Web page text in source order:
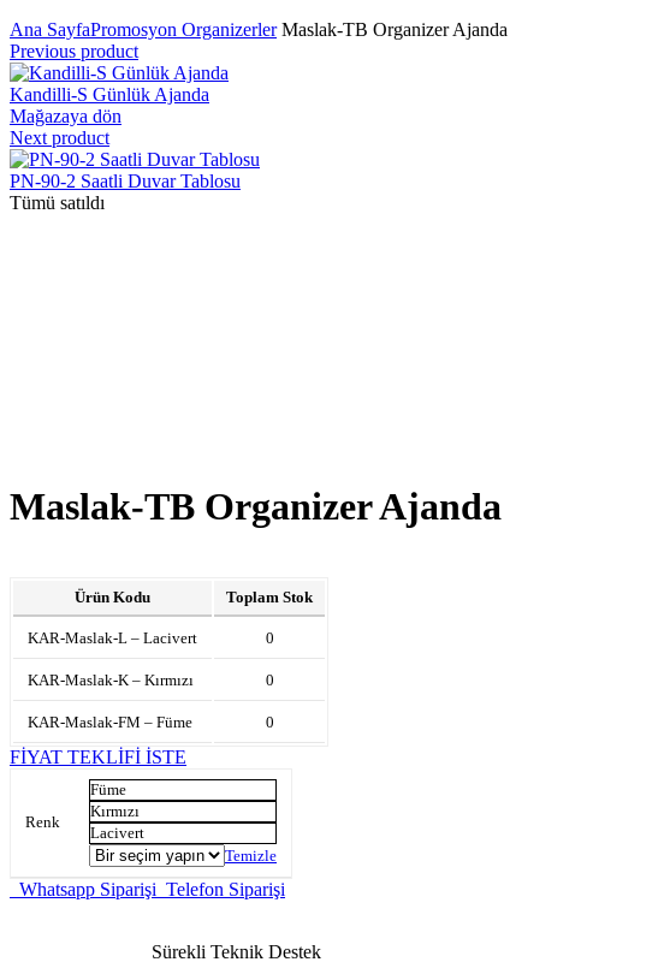
Ana SayfaPromosyon OrganizerlerMaslak-TB Organizer Ajanda
Previous product
Kandilli-S Günlük Ajanda
Mağazaya dön
Next product
PN-90-2 Saatli Duvar Tablosu
Tümü satıldı
Maslak-TB Organizer Ajanda
Ürün Kodu Toplam Stok
KAR-Maslak-L – Lacivert 0
KAR-Maslak-K – Kırmızı 0
KAR-Maslak-FM – Füme 0
FİYAT TEKLİFİ İSTE
Renk
Füme
Kırmızı
Lacivert
Temizle
Whatsapp Siparişi Telefon Siparişi
Sürekli Teknik Destek